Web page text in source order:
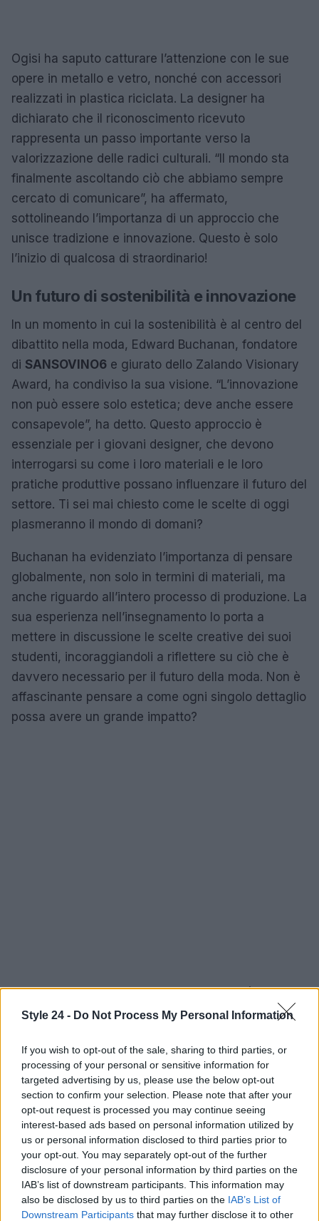
Style 24 - Do Not Process My Personal Information
If you wish to opt-out of the sale, sharing to third parties, or
processing of your personal or sensitive information for
targeted advertising by us, please use the below opt-out
section to confirm your selection. Please note that after your
opt-out request is processed you may continue seeing
interest-based ads based on personal information utilized by
us or personal information disclosed to third parties prior to
your opt-out. You may separately opt-out of the further
disclosure of your personal information by third parties on the
IAB’s list of downstream participants. This information may
also be disclosed by us to third parties on the IAB’s List of
Downstream Participants that may further disclose it to other
Ogisi ha saputo catturare l’attenzione con le sue
opere in metallo e vetro, nonché con accessori
realizzati in plastica riciclata. La designer ha
dichiarato che il riconoscimento ricevuto
rappresenta un passo importante verso la
valorizzazione delle radici culturali. “Il mondo sta
finalmente ascoltando ciò che abbiamo sempre
cercato di comunicare”, ha affermato,
sottolineando l’importanza di un approccio che
unisce tradizione e innovazione. Questo è solo
l’inizio di qualcosa di straordinario!
Un futuro di sostenibilità e innovazione
In un momento in cui la sostenibilità è al centro del
dibattito nella moda, Edward Buchanan, fondatore
di SANSOVINO6 e giurato dello Zalando Visionary
Award, ha condiviso la sua visione. “L’innovazione
non può essere solo estetica; deve anche essere
consapevole”, ha detto. Questo approccio è
essenziale per i giovani designer, che devono
interrogarsi su come i loro materiali e le loro
pratiche produttive possano influenzare il futuro del
settore. Ti sei mai chiesto come le scelte di oggi
plasmeranno il mondo di domani?
Buchanan ha evidenziato l’importanza di pensare
globalmente, non solo in termini di materiali, ma
anche riguardo all’intero processo di produzione. La
sua esperienza nell’insegnamento lo porta a
mettere in discussione le scelte creative dei suoi
studenti, incoraggiandoli a riflettere su ciò che è
davvero necessario per il futuro della moda. Non è
affascinante pensare a come ogni singolo dettaglio
possa avere un grande impatto?
La Copenhagen Fashion Week 2025 non è solo un
evento, ma unadichiarazione d’intenti. Con
futuro più sostenibile, la moda scandinava si
prepara a influenzare il mondo intero. Non perdere
l’occasione di seguire questa evoluzione
straordinaria!Che ne dici, sei pronta a scoprire
cosa ci riserverà il futuro della moda?
AUTORE
Staff